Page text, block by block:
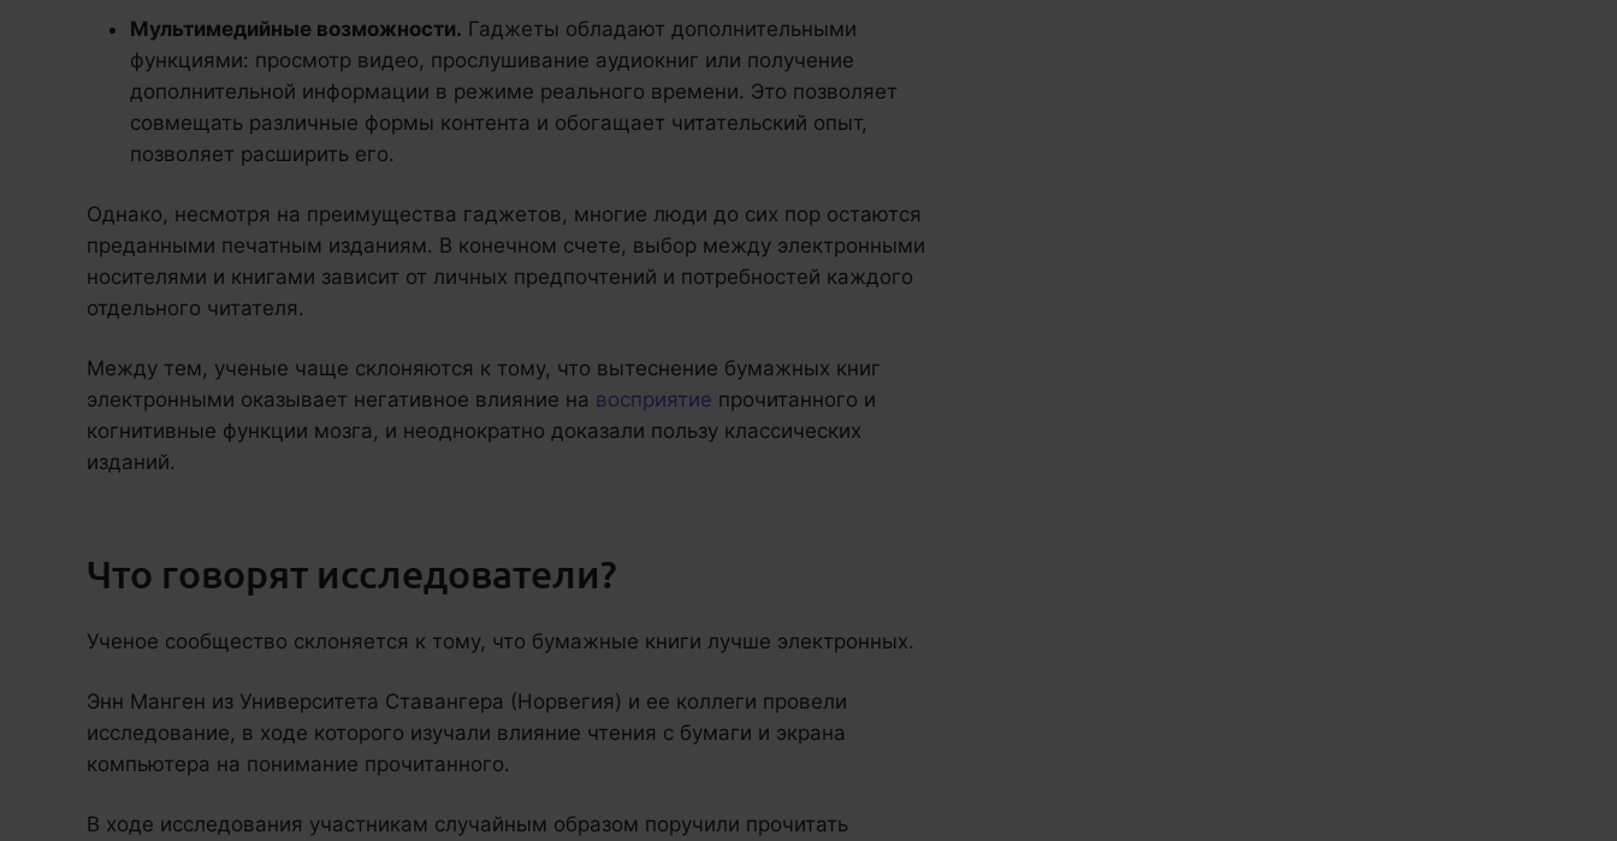
Мультимедийные возможности. Гаджеты обладают дополнительными
функциями: просмотр видео, прослушивание аудиокниг или получение
дополнительной информации в режиме реального времени. Это позволяет
совмещать различные формы контента и обогащает читательский опыт,
позволяет расширить его.
Однако, несмотря на преимущества гаджетов, многие люди до сих пор остаются
преданными печатным изданиям. В конечном счете, выбор между электронными
носителями и книгами зависит от личных предпочтений и потребностей каждого
отдельного читателя.
Между тем, ученые чаще склоняются к тому, что вытеснение бумажных книг
электронными оказывает негативное влияние на восприятие прочитанного и
когнитивные функции мозга, и неоднократно доказали пользу классических
изданий.
Что говорят исследователи?
Ученое сообщество склоняется к тому, что бумажные книги лучше электронных.
Энн Манген из Университета Ставангера (Норвегия) и ее коллеги провели
исследование, в ходе которого изучали влияние чтения с бумаги и экрана
компьютера на понимание прочитанного.
В ходе исследования участникам случайным образом поручили прочитать